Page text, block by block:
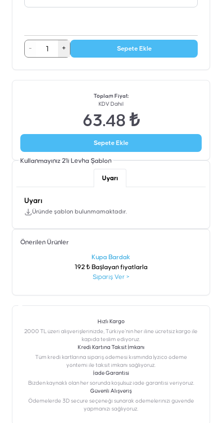
- + Sepete Ekle
Toplam Fiyat:
KDV Dahil
63.48 ₺
Sepete Ekle
Kullanmayınız 2'li Levha Şablon
Uyarı
Uyarı
Üründe şablon bulunmamaktadır.
Önerilen Ürünler
Kupa Bardak
192 ₺ Başlayan fiyatlarla
Sipariş Ver >
Hızlı Kargo
2000 TL üzeri alışverişlerinizde, Türkiye’nin her iline ücretsiz kargo ile
kapıda teslim ediyoruz.
Kredi Kartına Taksit İmkanı
‎Tüm kredi kartlarına sipariş ödemesi kısmında İyzico ödeme
yöntemi ile taksit imkanı sağlıyoruz.
İade Garantisi
Bizden kaynaklı olan her sorunda koşulsuz iade garantisi veriyoruz.
Güvenli Alışveriş
Ödemelerde 3D secure seçeneği sunarak ödemelerinizi güvende
yapmanızı sağlıyoruz.